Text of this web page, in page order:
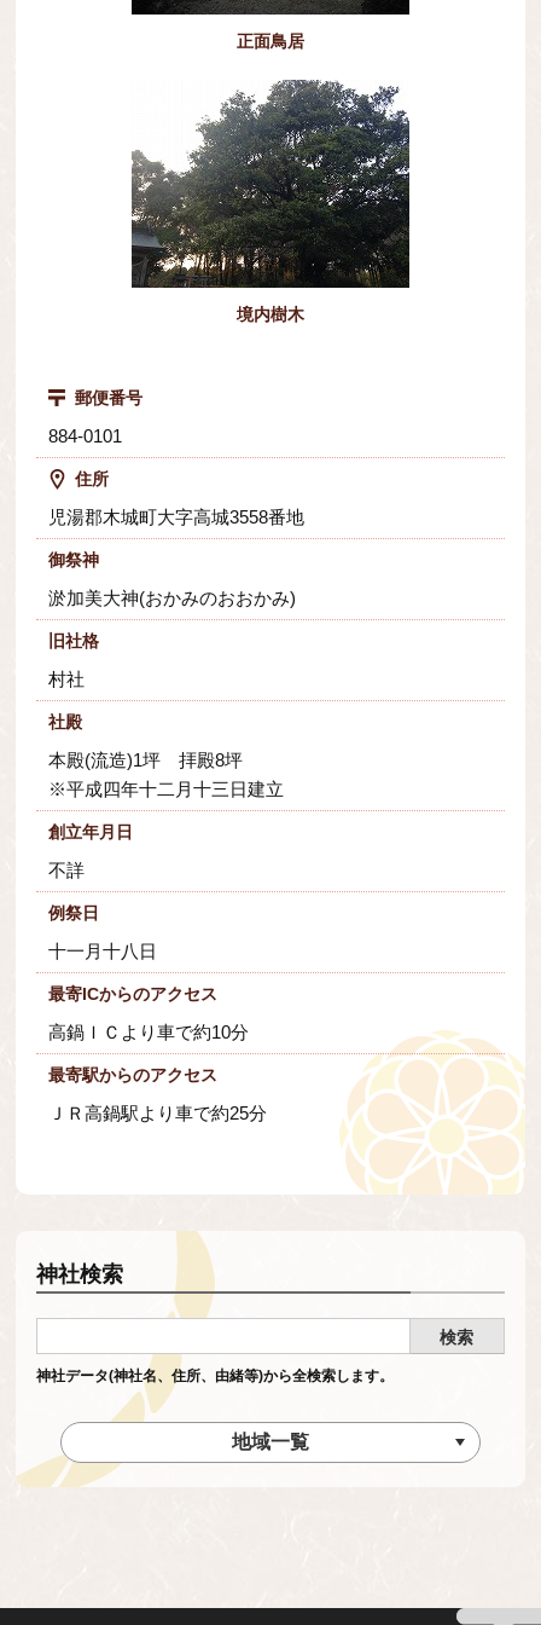
正面鳥居
境内樹木
郵便番号
884-0101
住所
児湯郡木城町大字高城3558番地
御祭神
淤加美大神(おかみのおおかみ)
旧社格
村社
社殿
本殿(流造)1坪 拝殿8坪
※平成四年十二月十三日建立
創立年月日
不詳
例祭日
十一月十八日
最寄ICからのアクセス
高鍋ＩＣより車で約10分
最寄駅からのアクセス
ＪＲ高鍋駅より車で約25分
神社検索
神社データ(神社名、住所、由緒等)から全検索します。
地域一覧